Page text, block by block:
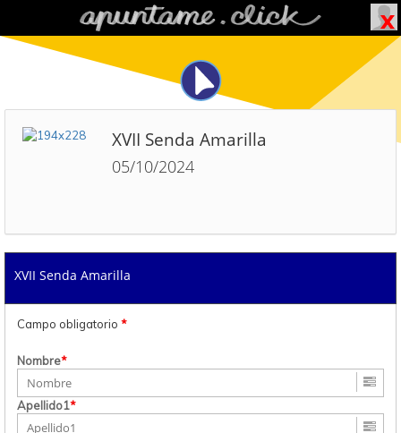
XVII Senda Amarilla
05/10/2024
XVII Senda Amarilla
Campo obligatorio *
Nombre*
Apellido1*